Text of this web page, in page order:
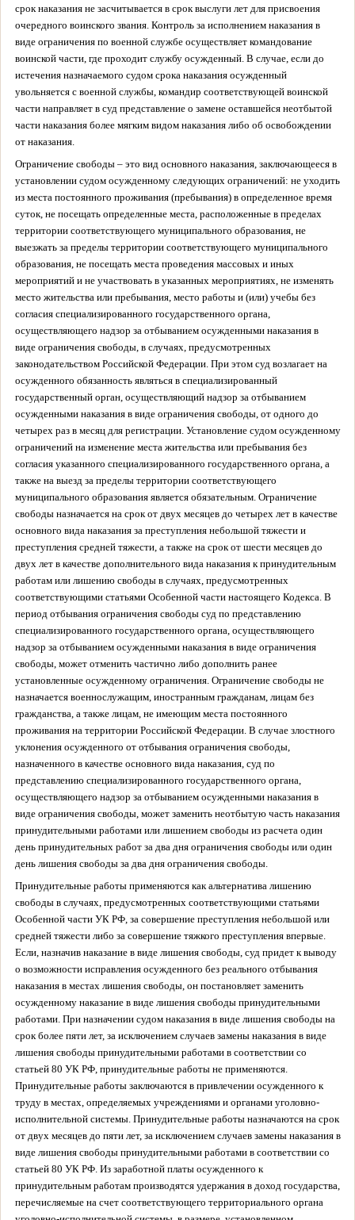
срок наказания не засчитывается в срок выслуги лет для присвоения
очередного воинского звания. Контроль за исполнением наказания в
виде ограничения по военной службе осуществляет командование
воинской части, где проходит службу осужденный. В случае, если до
истечения назначаемого судом срока наказания осужденный
увольняется с военной службы, командир соответствующей воинской
части направляет в суд представление о замене оставшейся неотбытой
части наказания более мягким видом наказания либо об освобождении
от наказания.
Ограничение свободы – это вид основного наказания, заключающееся в
установлении судом осужденному следующих ограничений: не уходить
из места постоянного проживания (пребывания) в определенное время
суток, не посещать определенные места, расположенные в пределах
территории соответствующего муниципального образования, не
выезжать за пределы территории соответствующего муниципального
образования, не посещать места проведения массовых и иных
мероприятий и не участвовать в указанных мероприятиях, не изменять
место жительства или пребывания, место работы и (или) учебы без
согласия специализированного государственного органа,
осуществляющего надзор за отбыванием осужденными наказания в
виде ограничения свободы, в случаях, предусмотренных
законодательством Российской Федерации. При этом суд возлагает на
осужденного обязанность являться в специализированный
государственный орган, осуществляющий надзор за отбыванием
осужденными наказания в виде ограничения свободы, от одного до
четырех раз в месяц для регистрации. Установление судом осужденному
ограничений на изменение места жительства или пребывания без
согласия указанного специализированного государственного органа, а
также на выезд за пределы территории соответствующего
муниципального образования является обязательным. Ограничение
свободы назначается на срок от двух месяцев до четырех лет в качестве
основного вида наказания за преступления небольшой тяжести и
преступления средней тяжести, а также на срок от шести месяцев до
двух лет в качестве дополнительного вида наказания к принудительным
работам или лишению свободы в случаях, предусмотренных
соответствующими статьями Особенной части настоящего Кодекса. В
период отбывания ограничения свободы суд по представлению
специализированного государственного органа, осуществляющего
надзор за отбыванием осужденными наказания в виде ограничения
свободы, может отменить частично либо дополнить ранее
установленные осужденному ограничения. Ограничение свободы не
назначается военнослужащим, иностранным гражданам, лицам без
гражданства, а также лицам, не имеющим места постоянного
проживания на территории Российской Федерации. В случае злостного
уклонения осужденного от отбывания ограничения свободы,
назначенного в качестве основного вида наказания, суд по
представлению специализированного государственного органа,
осуществляющего надзор за отбыванием осужденными наказания в
виде ограничения свободы, может заменить неотбытую часть наказания
принудительными работами или лишением свободы из расчета один
день принудительных работ за два дня ограничения свободы или один
день лишения свободы за два дня ограничения свободы.
Принудительные работы применяются как альтернатива лишению
свободы в случаях, предусмотренных соответствующими статьями
Особенной части УК РФ, за совершение преступления небольшой или
средней тяжести либо за совершение тяжкого преступления впервые.
Если, назначив наказание в виде лишения свободы, суд придет к выводу
о возможности исправления осужденного без реального отбывания
наказания в местах лишения свободы, он постановляет заменить
осужденному наказание в виде лишения свободы принудительными
работами. При назначении судом наказания в виде лишения свободы на
срок более пяти лет, за исключением случаев замены наказания в виде
лишения свободы принудительными работами в соответствии со
статьей 80 УК РФ, принудительные работы не применяются.
Принудительные работы заключаются в привлечении осужденного к
труду в местах, определяемых учреждениями и органами уголовно-
исполнительной системы. Принудительные работы назначаются на срок
от двух месяцев до пяти лет, за исключением случаев замены наказания в
виде лишения свободы принудительными работами в соответствии со
статьей 80 УК РФ. Из заработной платы осужденного к
принудительным работам производятся удержания в доход государства,
перечисляемые на счет соответствующего территориального органа